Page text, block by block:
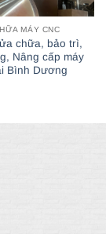
MÁY CNC
chữa, bảo trì,
Nâng cấp máy
Bình Dương